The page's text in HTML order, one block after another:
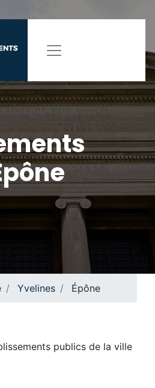
Yvelines Épône
publics de la ville